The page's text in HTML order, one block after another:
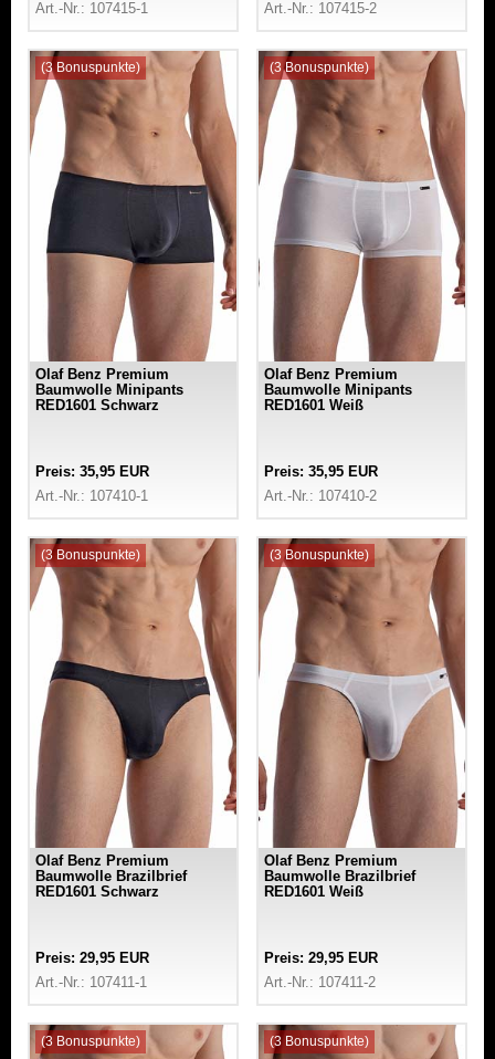
Art.-Nr.: 107415-1
Art.-Nr.: 107415-2
(3 Bonuspunkte)
Olaf Benz Premium
Baumwolle Minipants
RED1601 Schwarz
Preis: 35,95 EUR
Art.-Nr.: 107410-1
(3 Bonuspunkte)
Olaf Benz Premium
Baumwolle Minipants
RED1601 Weiß
Preis: 35,95 EUR
Art.-Nr.: 107410-2
(3 Bonuspunkte)
Olaf Benz Premium
Baumwolle Brazilbrief
RED1601 Schwarz
Preis: 29,95 EUR
Art.-Nr.: 107411-1
(3 Bonuspunkte)
Olaf Benz Premium
Baumwolle Brazilbrief
RED1601 Weiß
Preis: 29,95 EUR
Art.-Nr.: 107411-2
(3 Bonuspunkte) (3 Bonuspunkte)